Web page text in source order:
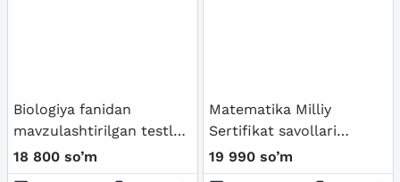
Biologiya fanidan
mavzulashtirilgan testlar
/ 5-sinf
18 800 so’m
Matematika Milliy
Sertifikat savollari
(Tushish ehtimoli Bor)
19 990 so’m